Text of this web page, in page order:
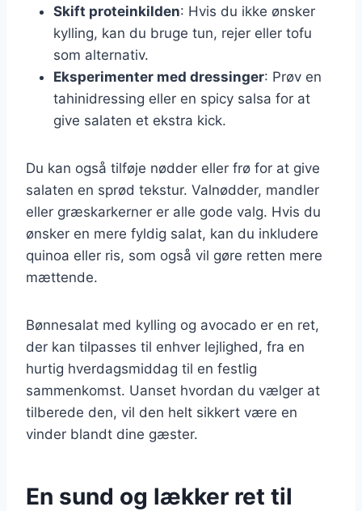
Skift proteinkilden: Hvis du ikke ønsker
kylling, kan du bruge tun, rejer eller tofu
som alternativ.
Eksperimenter med dressinger: Prøv en
tahinidressing eller en spicy salsa for at
give salaten et ekstra kick.
Du kan også tilføje nødder eller frø for at give
salaten en sprød tekstur. Valnødder, mandler
eller græskarkerner er alle gode valg. Hvis du
ønsker en mere fyldig salat, kan du inkludere
quinoa eller ris, som også vil gøre retten mere
mættende.
Bønnesalat med kylling og avocado er en ret,
der kan tilpasses til enhver lejlighed, fra en
hurtig hverdagsmiddag til en festlig
sammenkomst. Uanset hvordan du vælger at
tilberede den, vil den helt sikkert være en
vinder blandt dine gæster.
En sund og lækker ret til